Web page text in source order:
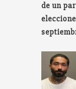
de un